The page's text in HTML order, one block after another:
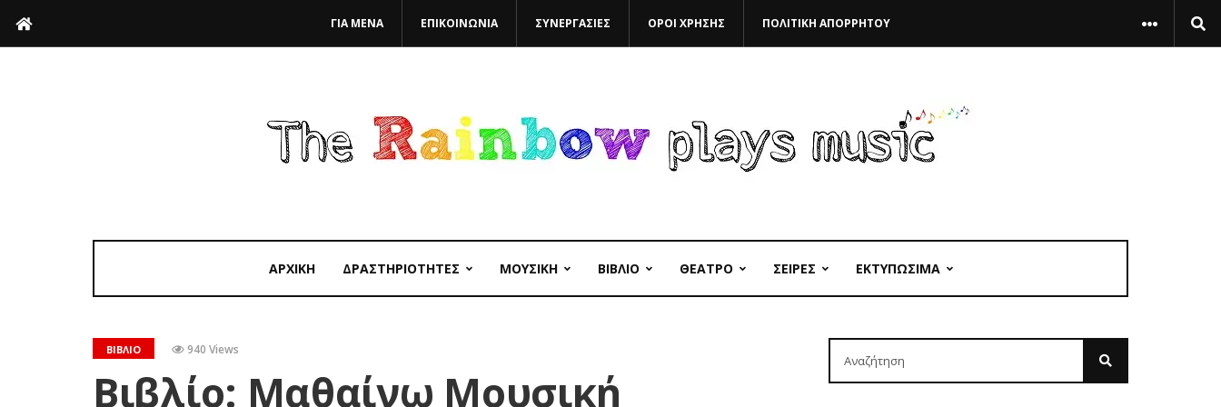
ΓΙΑ ΜΕΝΑ ΕΠΙΚΟΙΝΩΝΙΑ ΣΥΝΕΡΓΑΣΙΕΣ ΟΡΟΙ ΧΡΗΣΗΣ ΠΟΛΙΤΙΚΗ ΑΠΟΡΡΗΤΟΥ
ΑΡΧΙΚΗ ΔΡΑΣΤΗΡΙΟΤΗΤΕΣ ΜΟΥΣΙΚΗ ΒΙΒΛΙΟ ΘΕΑΤΡΟ ΣΕΙΡΕΣ ΕΚΤΥΠΩΣΙΜΑ
ΒΙΒΛΊΟ 940 Views
Βιβλίο: Μαθαίνω Μουσική